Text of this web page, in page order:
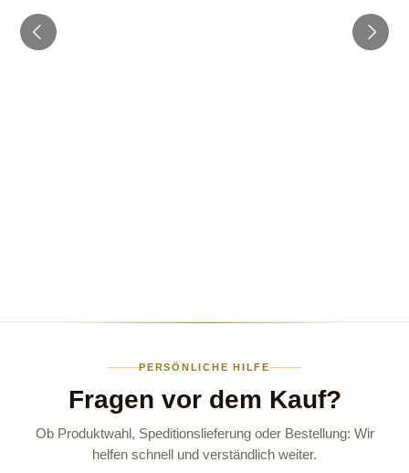
PERSÖNLICHE HILFE
Fragen vor dem Kauf?
Ob Produktwahl, Speditionslieferung oder Bestellung: Wir
helfen schnell und verständlich weiter.